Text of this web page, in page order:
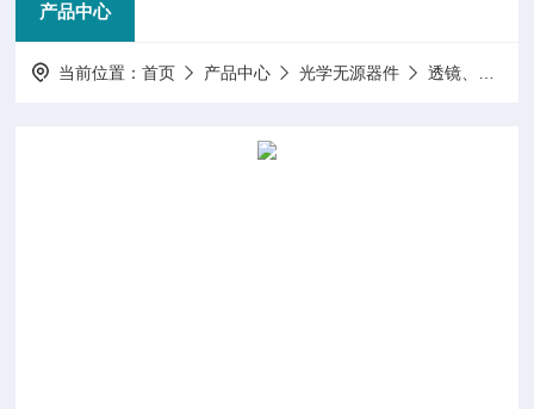
产品中心
当前位置：首页 产品中心 光学无源器件 透镜、准直器